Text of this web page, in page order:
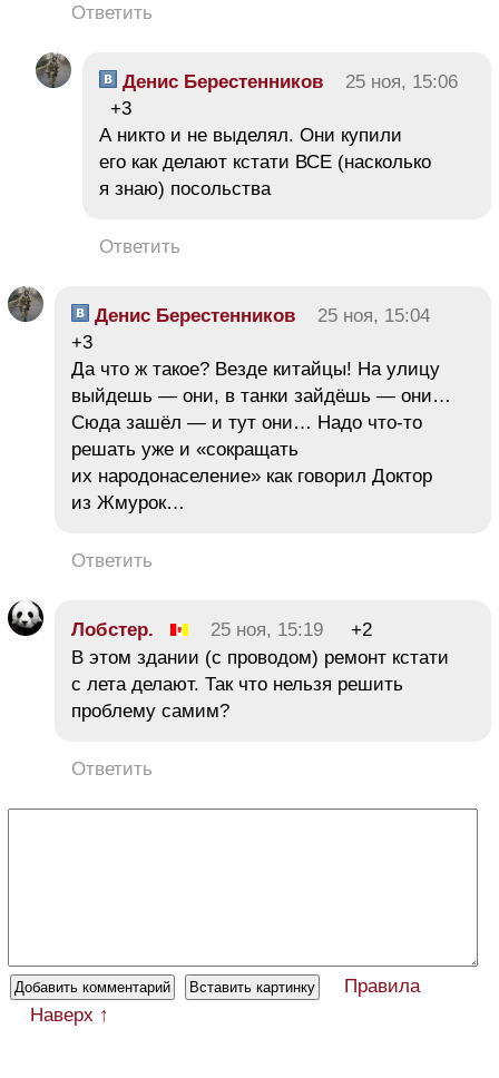
Ответить
Денис Берестенников
25 ноя, 15:06
+3
А никто и не выделял. Они купили
его как делают кстати ВСЕ (насколько
я знаю) посольства
Ответить
Денис Берестенников
25 ноя, 15:04
+3
Да что ж такое? Везде китайцы! На улицу
выйдешь — они, в танки зайдёшь — они…
Сюда зашёл — и тут они… Надо что-то
решать уже и «сокращать
их народонаселение» как говорил Доктор
из Жмурок…
Ответить
Лобстер. 25 ноя, 15:19
+2
В этом здании (с проводом) ремонт кстати
с лета делают. Так что нельзя решить
проблему самим?
Ответить
Правила
Наверх ↑